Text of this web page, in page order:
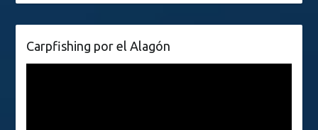
Carpfishing por el Alagón